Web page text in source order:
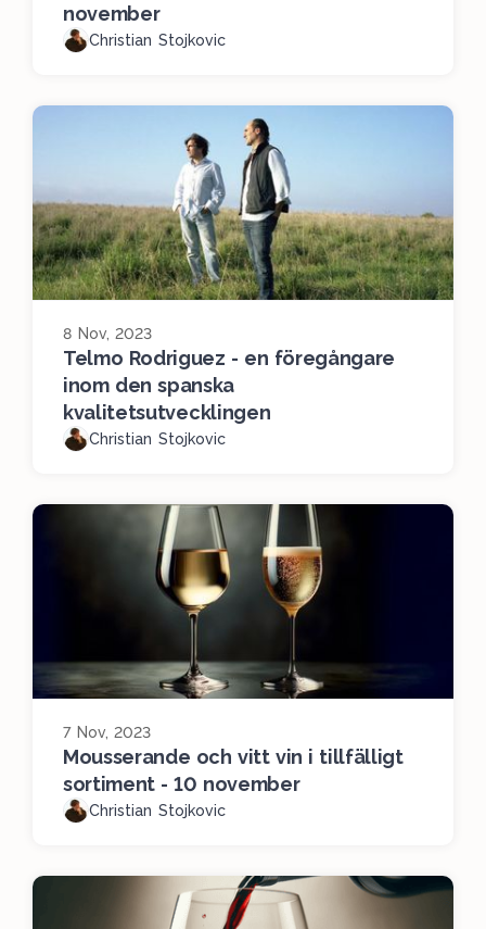
november
Christian Stojkovic
8 Nov, 2023
Telmo Rodriguez - en föregångare
inom den spanska
kvalitetsutvecklingen
Christian Stojkovic
7 Nov, 2023
Mousserande och vitt vin i tillfälligt
sortiment - 10 november
Christian Stojkovic